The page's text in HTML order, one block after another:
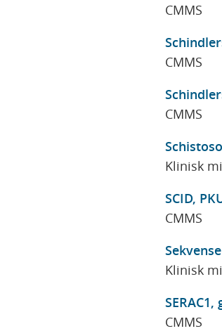
CMMS
CMMS
CMMS
Klinisk
SCID,
CMMS
Klinisk
CMMS